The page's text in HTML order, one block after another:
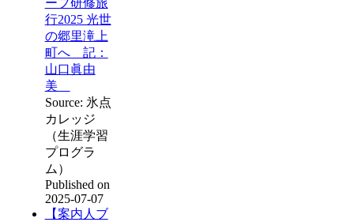
行2025 光世
の郷里滝上
町へ 記：
山口眞由
美
Source: 氷点
カレッジ
（生涯学習
プログラ
ム）
Published on
2025-07-07
【案内人ブ